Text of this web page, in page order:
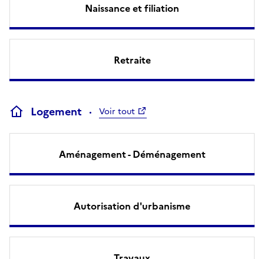
Naissance et filiation
Retraite
Logement Voir tout
Aménagement - Déménagement
Autorisation d'urbanisme